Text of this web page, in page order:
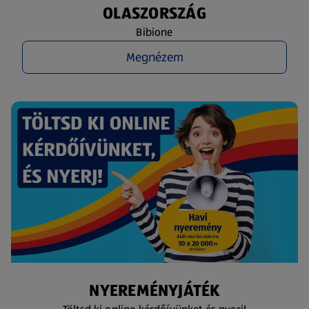
OLASZORSZÁG
Bibione
Megnézem
NYEREMÉNYJÁTÉK